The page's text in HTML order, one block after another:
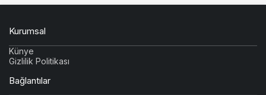
Kurumsal
Künye
Gizlilik Politikası
Bağlantılar